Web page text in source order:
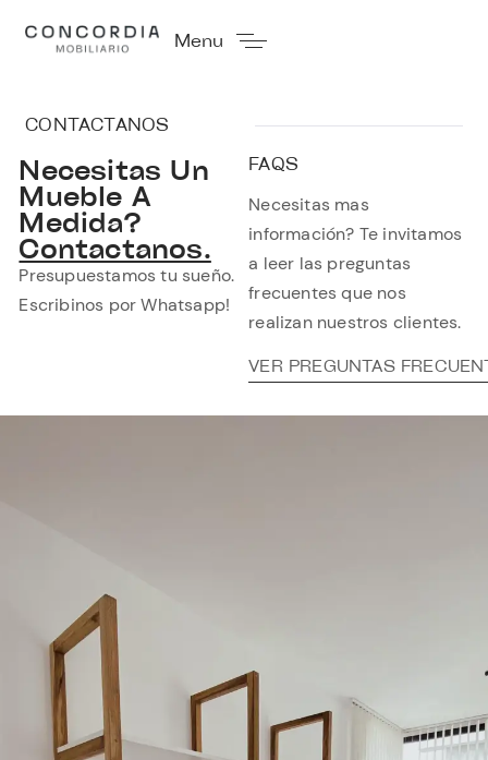
Menu
CONTACTANOS
Necesitas Un
Mueble A
Medida?
Contactanos.
Presupuestamos tu sueño.
Escribinos por Whatsapp!
FAQS
Necesitas mas
información? Te invitamos
a leer las preguntas
frecuentes que nos
realizan nuestros clientes.
VER PREGUNTAS